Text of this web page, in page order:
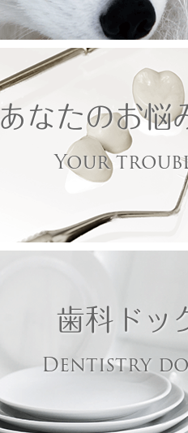
あなたのお悩
Your
歯科ドッ
Dentistry